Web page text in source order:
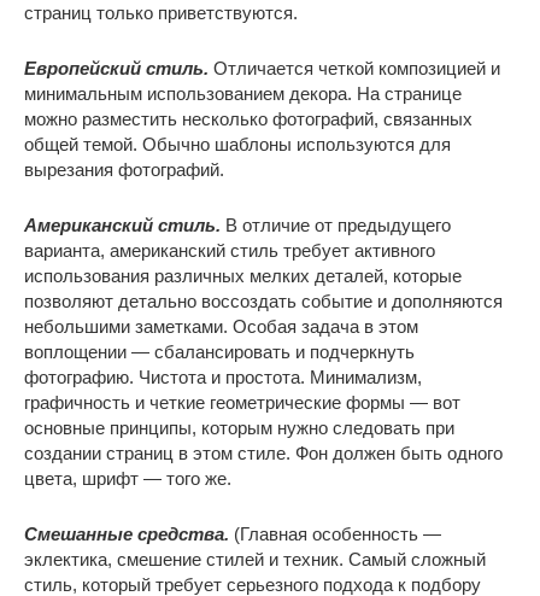
страниц только приветствуются.
Европейский стиль. Отличается четкой композицией и
минимальным использованием декора. На странице
можно разместить несколько фотографий, связанных
общей темой. Обычно шаблоны используются для
вырезания фотографий.
Американский стиль. В отличие от предыдущего
варианта, американский стиль требует активного
использования различных мелких деталей, которые
позволяют детально воссоздать событие и дополняются
небольшими заметками. Особая задача в этом
воплощении — сбалансировать и подчеркнуть
фотографию. Чистота и простота. Минимализм,
графичность и четкие геометрические формы — вот
основные принципы, которым нужно следовать при
создании страниц в этом стиле. Фон должен быть одного
цвета, шрифт — того же.
Смешанные средства. (Главная особенность —
эклектика, смешение стилей и техник. Самый сложный
стиль, который требует серьезного подхода к подбору